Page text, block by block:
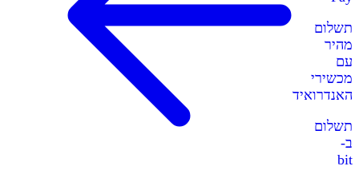
תשלום
מהיר
עם
מכשירי
האנדרואיד
תשלום
ב-
bit